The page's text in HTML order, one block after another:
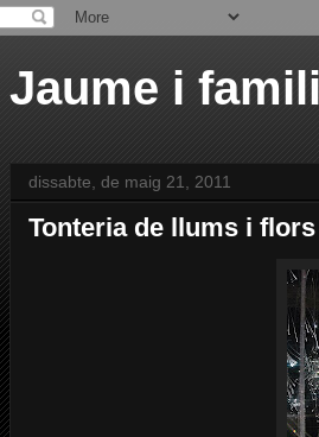
Jaume i
dissabte, de maig 21, 2011
Tonteria de llums i flors